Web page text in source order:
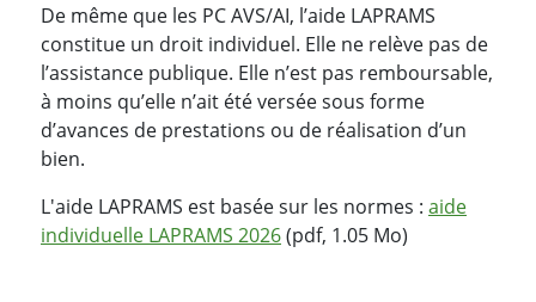
De même que les PC AVS/AI, l’aide LAPRAMS
constitue un droit individuel. Elle ne relève pas de
l’assistance publique. Elle n’est pas remboursable,
à moins qu’elle n’ait été versée sous forme
d’avances de prestations ou de réalisation d’un
bien.
L'aide LAPRAMS est basée sur les normes : aide
individuelle LAPRAMS 2026(pdf, 1.05 Mo)